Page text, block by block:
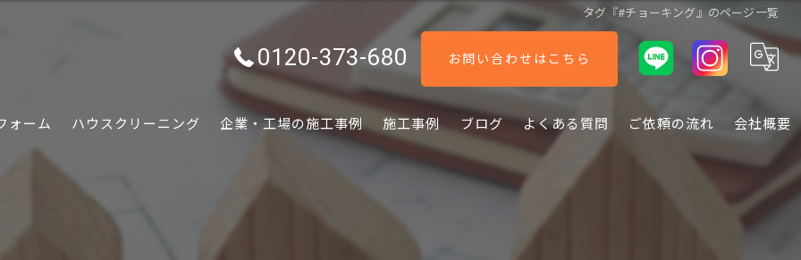
タグ『#チョーキング』のページ一覧
0120-373-680 お問い合わせはこちら
ォーム ハウスクリーニング 企業・工場の施工事例 施工事例 ブログ よくある質問 ご依頼の流れ 会社概要